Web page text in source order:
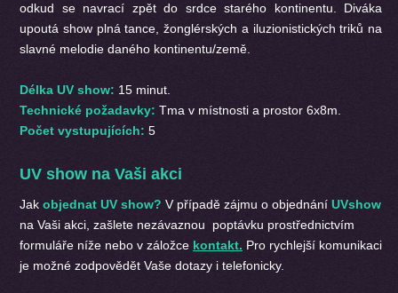
odkud se navrací zpět do srdce starého kontinentu. Diváka
upoutá show plná tance, žonglérských a iluzionistických triků na
slavné melodie daného kontinentu/země.
Délka UV show: 15 minut.
Technické požadavky: Tma v místnosti a prostor 6x8m.
Počet vystupujících: 5
UV show na Vaši akci
Jak objednat UV show? V případě zájmu o objednání UVshow
na Vaši akci, zašlete nezávaznou poptávku prostřednictvím
formuláře níže nebo v záložce kontakt. Pro rychlejší komunikaci
je možné zodpovědět Vaše dotazy i telefonicky.